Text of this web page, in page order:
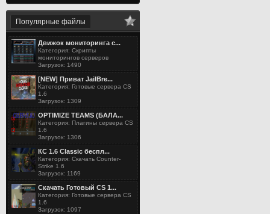
Популярные файлы
Движок мониторинга с...
Категория: Скрипты
мониторингов серверов
Загрузок: 1490
[NEW] Приват JailBre...
Категория: Готовые сервера CS
1.6
Загрузок: 1309
OPTIMIZE TEAMS (БАЛА...
Категория: Плагины сервера CS
1.6
Загрузок: 1306
КС 1.6 Classic беспл...
Категория: Скачать Counter-
Strike 1.6
Загрузок: 1169
Скачать Готовый CS 1...
Категория: Готовые сервера CS
1.6
Загрузок: 1097